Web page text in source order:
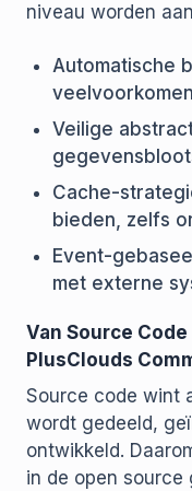
niveau worden
Automatische
Veilige
Cache-
bieden, zelfs
Event-
met externe
Van Source
PlusClouds
Source code wint
wordt gedeeld,
ontwikkeld.
in de open source